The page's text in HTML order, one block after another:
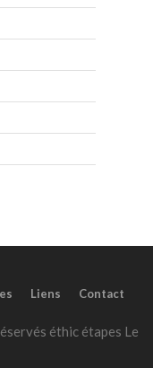
Liens Contact
éthic étapes Le